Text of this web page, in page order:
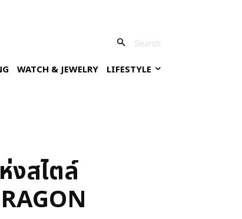
Search
WATCH & JEWELRY LIFESTYLE
งสไตล์